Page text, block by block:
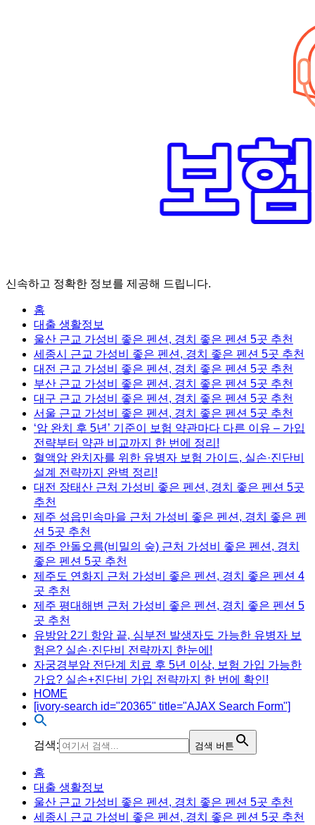
신속하고 정확한 정보를 제공해 드립니다.
홈
대출 생활정보
울산 근교 가성비 좋은 펜션, 경치 좋은 펜션 5곳 추천
세종시 근교 가성비 좋은 펜션, 경치 좋은 펜션 5곳 추천
대전 근교 가성비 좋은 펜션, 경치 좋은 펜션 5곳 추천
부산 근교 가성비 좋은 펜션, 경치 좋은 펜션 5곳 추천
대구 근교 가성비 좋은 펜션, 경치 좋은 펜션 5곳 추천
서울 근교 가성비 좋은 펜션, 경치 좋은 펜션 5곳 추천
‘암 완치 후 5년’ 기준이 보험 약관마다 다른 이유 – 가입
전략부터 약관 비교까지 한 번에 정리!
혈액암 완치자를 위한 유병자 보험 가이드, 실손·진단비
설계 전략까지 완벽 정리!
대전 장태산 근처 가성비 좋은 펜션, 경치 좋은 펜션 5곳
추천
제주 성읍민속마을 근처 가성비 좋은 펜션, 경치 좋은 펜
션 5곳 추천
제주 안돌오름(비밀의 숲) 근처 가성비 좋은 펜션, 경치
좋은 펜션 5곳 추천
제주도 연화지 근처 가성비 좋은 펜션, 경치 좋은 펜션 4
곳 추천
제주 평대해변 근처 가성비 좋은 펜션, 경치 좋은 펜션 5
곳 추천
유방암 2기 항암 끝, 심부전 발생자도 가능한 유병자 보
험은? 실손·진단비 전략까지 한눈에!
자궁경부암 전단계 치료 후 5년 이상, 보험 가입 가능한
가요? 실손+진단비 가입 전략까지 한 번에 확인!
HOME
[ivory-search id="20365" title="AJAX Search Form"]
검색: 검색 버튼
Menu
홈
대출 생활정보
울산 근교 가성비 좋은 펜션, 경치 좋은 펜션 5곳 추천
세종시 근교 가성비 좋은 펜션, 경치 좋은 펜션 5곳 추천